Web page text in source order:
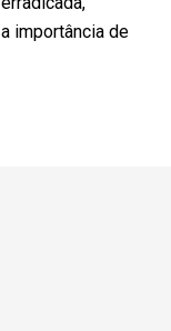
importância de